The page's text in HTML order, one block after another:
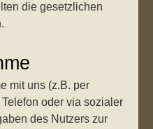
die gesetzlichen
mit uns (z.B. per
oder via sozialer
des Nutzers zur